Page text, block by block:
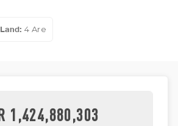
Land: 4 Are
IDR 1,424,880,303